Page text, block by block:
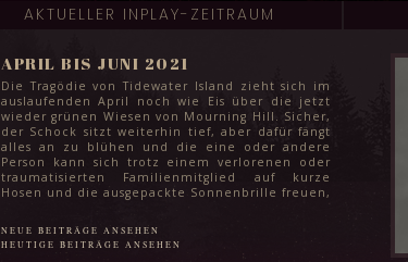
AKTUELLER INPLAY-ZEITRAUM
APRIL BIS JUNI 2021
Die Tragödie von Tidewater Island zieht sich im
auslaufenden April noch wie Eis über die jetzt
wieder grünen Wiesen von Mourning Hill. Sicher,
der Schock sitzt weiterhin tief, aber dafür fängt
alles an zu blühen und die eine oder andere
Person kann sich trotz einem verlorenen oder
traumatisierten Familienmitglied auf kurze
Hosen und die ausgepackte Sonnenbrille freuen,
kühl ist. Das Leben geht weiter und für die
meisten steht in den kommenden Monaten
auch einfach wichtigeres an: Klausuren zum
NEUE BEITRÄGE ANSEHEN
HEUTIGE BEITRÄGE ANSEHEN